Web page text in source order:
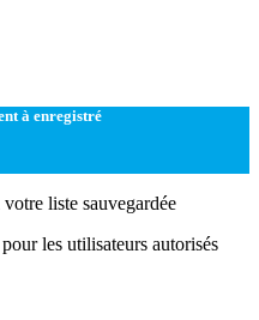
à enregistré
liste sauvegardée
les utilisateurs autorisés